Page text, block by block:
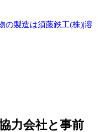
力会社と事前